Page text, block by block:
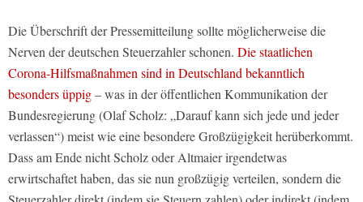
Die Überschrift der Pressemitteilung sollte möglicherweise die
Nerven der deutschen Steuerzahler schonen. Die staatlichen
Corona-Hilfsmaßnahmen sind in Deutschland bekanntlich
besonders üppig– was in der öffentlichen Kommunikation der
Bundesregierung (Olaf Scholz: „Darauf kann sich jede und jeder
verlassen“) meist wie eine besondere Großzügigkeit herüberkommt.
Dass am Ende nicht Scholz oder Altmaier irgendetwas
erwirtschaftet haben, das sie nun großzügig verteilen, sondern die